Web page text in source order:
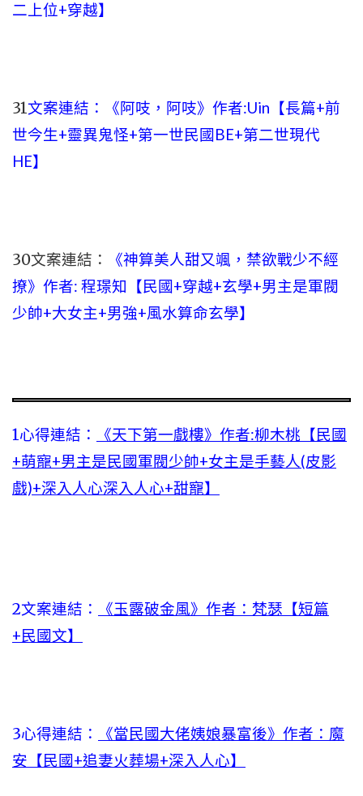
二上位+穿越】
31文案連結：
《阿吱，阿吱》作者:Uin【長篇+前
世今生+靈異鬼怪+第一世民國BE+第二世現代
HE】
30文案連結：
《神算美人甜又颯，禁欲戰少不經
撩》作者: 程璟知【民國+穿越+玄學+男主是軍閥
少帥+大女主+男強+風水算命玄學】
1心得連結：
《天下第一戲樓》作者:柳木桃【民國
+萌寵+男主是民國軍閥少帥+女主是手藝人(皮影
戲)+深入人心深入人心+甜寵】
2文案連結：
《玉露破金風》作者：梵瑟【短篇
+民國文】
3心得連結：
《當民國大佬姨娘暴富後》作者：魔
安【民國+追妻火葬場+深入人心】